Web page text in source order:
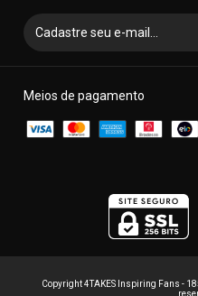
Meios de pagamento
Copyright 4TAKES Inspiring Fans -